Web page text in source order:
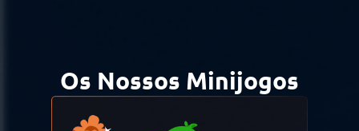
Os Nossos Minijogos